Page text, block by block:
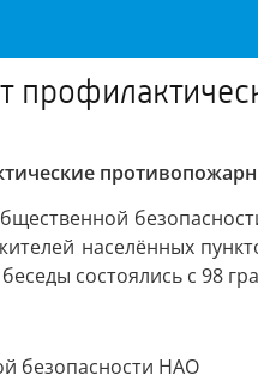
населённых
состоялись с 98
безопасности НАО